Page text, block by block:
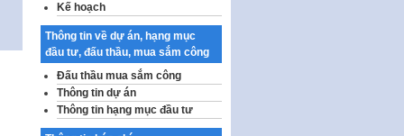
mới sáng tạo và chuyển…
Quy định chi tiết và hướng dẫn
thi hành một số điều của Luật Lý
lịch tư…
Sửa đổi, bổ sung một số nội
dung tại Nghị quyết số 30/NQ-
CP ngày 24 tháng 02…
Kế hoạch
Thông tin về dự án, hạng mục
đầu tư, đấu thầu, mua sắm công
Đấu thầu mua sắm công
Thông tin dự án
Thông tin hạng mục đầu tư